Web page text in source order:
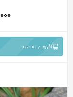
850,000
افزودن به سبد